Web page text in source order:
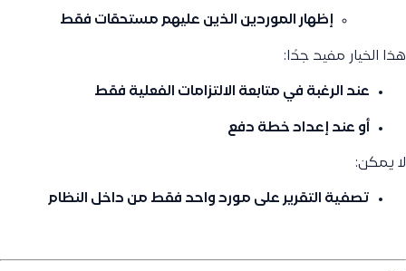
إظهار الموردين الذين عليهم مستحقات فقط
هذا الخيار مفيد جدًا:
عند الرغبة في متابعة الالتزامات الفعلية فقط
أو عند إعداد خطة دفع
لا يمكن:
تصفية التقرير على مورد واحد فقط من داخل النظام